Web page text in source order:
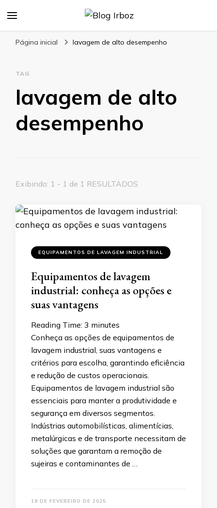
Página inicial lavagem de alto desempenho
TAG
lavagem de alto
desempenho
Exibindo: 1 - 1 de 1 RESULTADOS
EQUIPAMENTOS DE LAVAGEM INDUSTRIAL
Equipamentos de lavagem
industrial: conheça as opções e
suas vantagens
Reading Time: 3 minutes
Conheça as opções de equipamentos de
lavagem industrial, suas vantagens e
critérios para escolha, garantindo eficiência
e redução de custos operacionais.
Equipamentos de lavagem industrial são
essenciais para manter a produtividade e
segurança em diversos segmentos.
Indústrias automobilísticas, alimentícias,
metalúrgicas e de transporte necessitam de
soluções que garantam a remoção de
sujeiras e contaminantes de …
18 DE FEVEREIRO DE 2025